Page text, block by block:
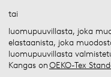
tai
luomupuuvillasta, joka
elastaanista, joka
luomupuuvillasta
Kangas onOEKO-Tex